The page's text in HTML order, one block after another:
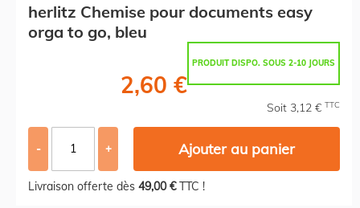
herlitz Chemise pour documents easy
orga to go, bleu
PRODUIT DISPO. SOUS 2-10 JOURS
2,60 €
Soit 3,12 € TTC
- + Ajouter au panier
Livraison offerte dès 49,00 €TTC !